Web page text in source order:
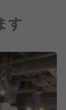
めるよう、各
意し、テイク
さを大切に、
間づくりを目
す